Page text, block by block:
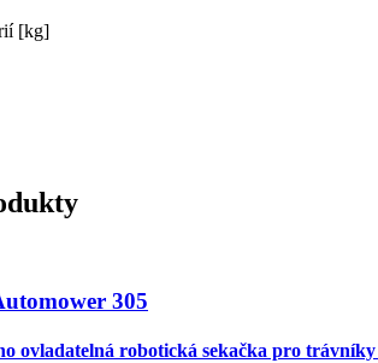
[kg]
305
ovladatelná robotická sekačka pro trávníky